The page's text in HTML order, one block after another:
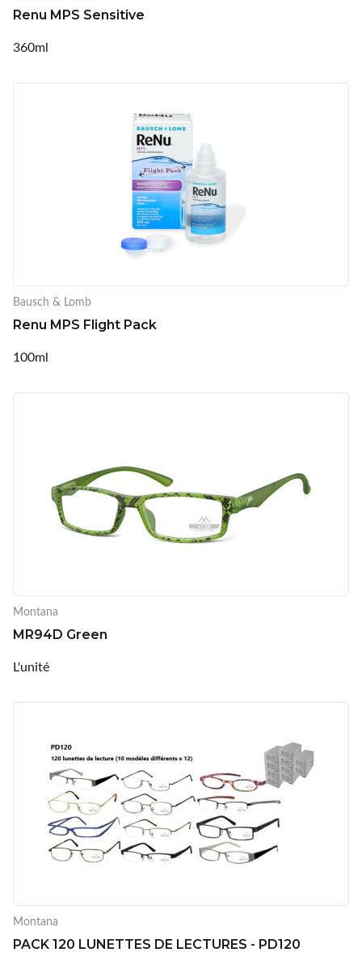
Renu MPS Sensitive
360ml
Bausch & Lomb
Renu MPS Flight Pack
100ml
Montana
MR94D Green
L'unité
Montana
PACK 120 LUNETTES DE LECTURES - PD120